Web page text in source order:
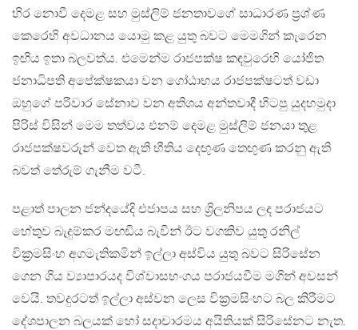
හිර නොවී දෙමළ සහ මුස්ලිම් ජනතාවගේ සාධාරණ ප්‍රශ්ණ
කෙරෙහි අවධානය යොමු කළ යුතු බවට මෙමගින් කැරෙන
ඉඟිය ඉතා බලවත්ය. එමෙන්ම රාජපක්ෂ කඳවුරෙහි යෝජිත
ජනාධිපති අපේක්ෂකයා වන ගෝඨාභය රාජපක්ෂටත් වඩා
ඔහුගේ පරිවාර සේනාව වන අතිශය අන්තවාදී හිටපු යුදහමුදා
පිරිස් විසින් මෙම තත්වය එනම් දෙමළ මුස්ලිම් ජනයා තුළ
රාජපක්ෂවරුන් වෙත ඇති භීතිය දෙඟුණ තෙඟුණ කරනු ඇති
බවත් තේරුම් ගැනීම වටී.
පළාත් පාලන ජන්දයේදි එජාපය සහ ශ්‍රිලනිපය ලද පරාජයට
හේතුව බැදුම්කර මඟඩිය බැවින් ඊට වගකිව යුතු රනිල්
වික්‍රමසිංහ අගමැතිකමින් ඉල්ලා අස්විය යුතු බවට සිරිසේන
ගෙන ගිය ව්‍යාපාරයද විශ්වාසභංගය පරාජයවීම මගින් අවසන්
වෙයි. තවදුරටත් ඉල්ලා අස්වන ලෙස වික්‍රමසිංහට බල කිරීමට
දේශපාලන බලයක් හෝ සදාචාරමය අයිතියක් සිරිසේනට නැත.